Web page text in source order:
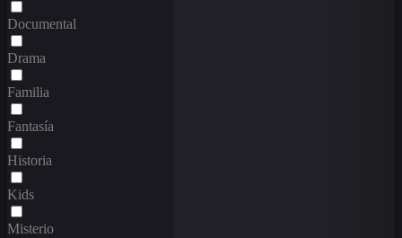
Documental
Drama
Familia
Fantasía
Historia
Kids
Misterio